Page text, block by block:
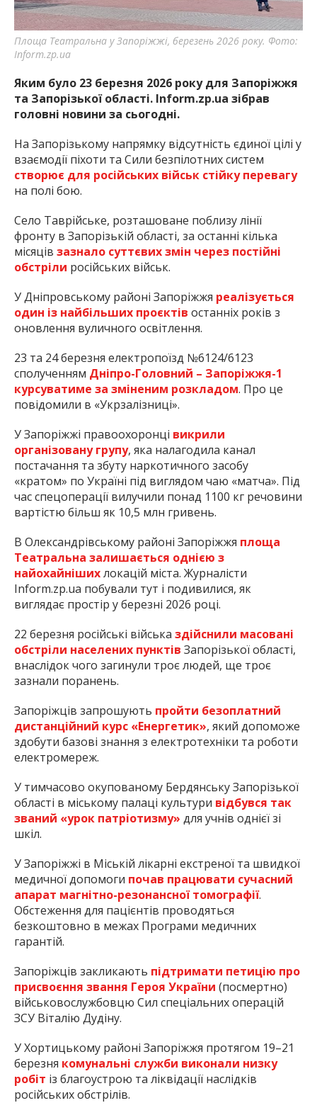
найважливішу інформацію про події
міста Запоріжжя та області.
Площа Театральна у Запоріжжі, березень 2026 року. Фото:
Inform.zp.ua
Яким було 23 березня 2026 року для Запоріжжя
та Запорізької області. Inform.zp.ua зібрав
головні новини за сьогодні.
На Запорізькому напрямку відсутність єдиної цілі у
взаємодії піхоти та Сили безпілотних систем
створює для російських військ стійку перевагу
на полі бою.
Село Таврійське, розташоване поблизу лінії
фронту в Запорізькій області, за останні кілька
місяців зазнало суттєвих змін через постійні
обстріли російських військ.
У Дніпровському районі Запоріжжя реалізується
один із найбільших проєктів останніх років з
оновлення вуличного освітлення.
23 та 24 березня електропоїзд №6124/6123
сполученням Дніпро-Головний – Запоріжжя-1
курсуватиме за зміненим розкладом. Про це
повідомили в «Укрзалізниці».
У Запоріжжі правоохоронці викрили
організовану групу, яка налагодила канал
постачання та збуту наркотичного засобу
«кратом» по Україні під виглядом чаю «матча». Під
час спецоперації вилучили понад 1100 кг речовини
вартістю більш як 10,5 млн гривень.
В Олександрівському районі Запоріжжя площа
Театральна залишається однією з
найохайнішихлокацій міста. Журналісти
Inform.zp.ua побували тут і подивилися, як
виглядає простір у березні 2026 році.
22 березня російські війська здійснили масовані
обстріли населених пунктів Запорізької області,
внаслідок чого загинули троє людей, ще троє
зазнали поранень.
Запоріжців запрошують пройти безоплатний
дистанційний курс «Енергетик», який допоможе
здобути базові знання з електротехніки та роботи
електромереж.
У тимчасово окупованому Бердянську Запорізької
області в міському палаці культури відбувся так
званий «урок патріотизму» для учнів однієї зі
шкіл.
У Запоріжжі в Міській лікарні екстреної та швидкої
медичної допомоги почав працювати сучасний
апарат магнітно-резонансної томографії.
Обстеження для пацієнтів проводяться
безкоштовно в межах Програми медичних
гарантій.
Запоріжців закликають підтримати петицію про
присвоєння звання Героя України (посмертно)
військовослужбовцю Сил спеціальних операцій
ЗСУ Віталію Дудіну.
У Хортицькому районі Запоріжжя протягом 19–21
березня комунальні служби виконали низку
робіт із благоустрою та ліквідації наслідків
російських обстрілів.